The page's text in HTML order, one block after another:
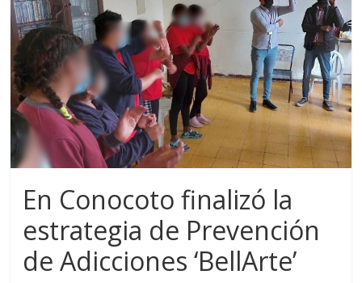
En Conocoto finalizó la
estrategia de Prevención
de Adicciones ‘BellArte’